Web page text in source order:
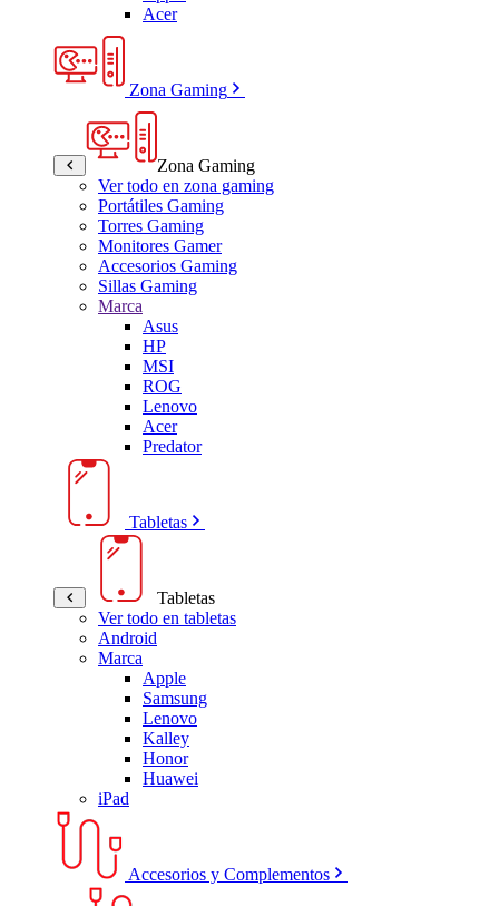
Acer
Zona Gaming
Zona Gaming
Ver todo en zona gaming
Portátiles Gaming
Torres Gaming
Monitores Gamer
Accesorios Gaming
Sillas Gaming
Marca
Asus
HP
MSI
ROG
Lenovo
Acer
Predator
Tabletas
Tabletas
Ver todo en tabletas
Android
Marca
Apple
Samsung
Lenovo
Kalley
Honor
Huawei
iPad
Accesorios y Complementos